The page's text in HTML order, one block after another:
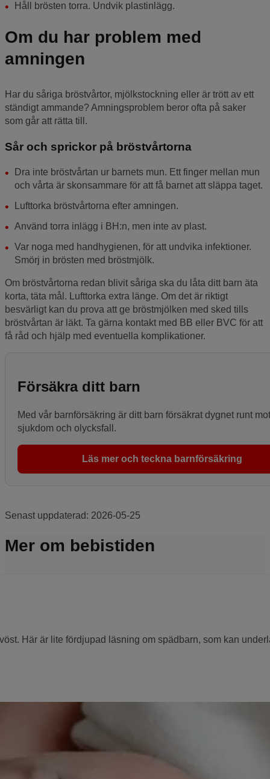
Håll brösten torra. Undvik plastinlägg.
Om du har problem med
amningen
Har du såriga bröstvårtor, mjölkstockning eller är trött av ett
ständigt ammande? Amningsproblem beror ofta på saker
som går att rätta till.
Sår och sprickor på bröstvårtorna
Dra inte bröstvårtan ur barnets mun. Ett finger mellan mun
och vårta är skonsammare för att få barnet att släppa taget.
Lufttorka bröstvårtorna efter amningen.
Använd torra inlägg i BH:n, men inte av plast.
Var noga med handhygienen, för att undvika infektioner.
Smörj in brösten med bröstmjölk.
Om bröstvårtorna redan blivit såriga ska du låta ditt barn äta
korta, täta mål. Lufttorka extra länge. Om det är riktigt
besvärligt kan du prova att ge bröstmjölken med sked tills
bröstvårtan är läkt. Ta gärna kontakt med BB eller BVC för att
få råd och hjälp med eventuella komplikationer.
Försäkra ditt barn
Med vår barnförsäkring är ditt barn försäkrat dygnet runt mot
sjukdom och olycksfall.
Läs mer och teckna barnförsäkring
Senast uppdaterad: 2026-05-25
Mer om bebistiden
Här är lite fördjupad läsning om spädbarn, som kan